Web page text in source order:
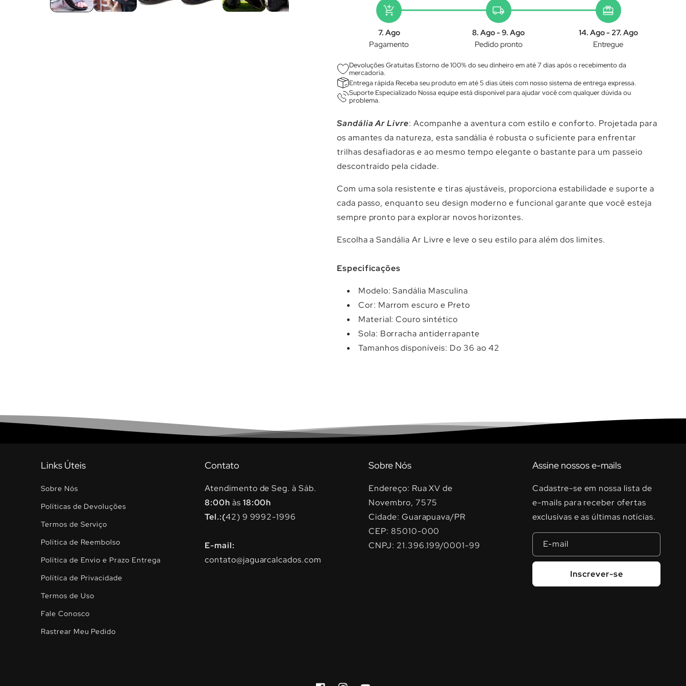
add_shopping_cart
7. Ago
Pagamento
local_shipping
8. Ago - 9. Ago
Pedido pronto
redeem
14. Ago - 27. Ago
Entregue
Devoluções Gratuitas Estorno de 100% do seu dinheiro em até 7 dias após o recebimento da
mercadoria.
Entrega rápida Receba seu produto em até 5 dias úteis com nosso sistema de entrega expressa.
Suporte Especializado Nossa equipe está disponível para ajudar você com qualquer dúvida ou
problema.
Sandália Ar Livre: Acompanhe a aventura com estilo e conforto. Projetada para
os amantes da natureza, esta sandália é robusta o suficiente para enfrentar
trilhas desafiadoras e ao mesmo tempo elegante o bastante para um passeio
descontraído pela cidade.
Com uma sola resistente e tiras ajustáveis, proporciona estabilidade e suporte a
cada passo, enquanto seu design moderno e funcional garante que você esteja
sempre pronto para explorar novos horizontes.
Escolha a Sandália Ar Livre e leve o seu estilo para além dos limites.
Especificações
Modelo: Sandália Masculina
Cor: Marrom escuro e Preto
Material: Couro sintético
Sola: Borracha antiderrapante
Tamanhos disponíveis: Do 36 ao 42
Links Úteis
Sobre Nós
Políticas de Devoluções
Termos de Serviço
Política de Reembolso
Política de Envio e Prazo Entrega
Política de Privacidade
Termos de Uso
Fale Conosco
Rastrear Meu Pedido
Contato
Atendimento de Seg. à Sáb.
8:00h às 18:00h
Tel.:(42) 9 9992-1996
E-mail:
contato@jaguarcalcados.com
Sobre Nós
Endereço: Rua XV de
Novembro, 7575
Cidade: Guarapuava/PR
CEP: 85010-000
CNPJ: 21.396.199/0001-99
Assine nossos e-mails
Cadastre-se em nossa lista de
e-mails para receber ofertas
exclusivas e as últimas notícias.
E-mail
Inscrever-se